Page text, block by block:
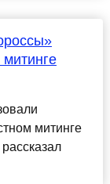
митинге